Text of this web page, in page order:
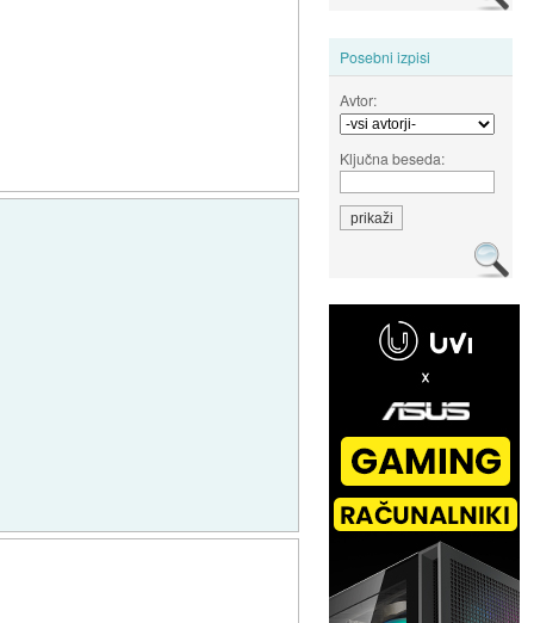
Posebni izpisi
Avtor:
Ključna beseda: